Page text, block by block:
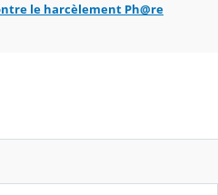
le harcèlement Ph@re